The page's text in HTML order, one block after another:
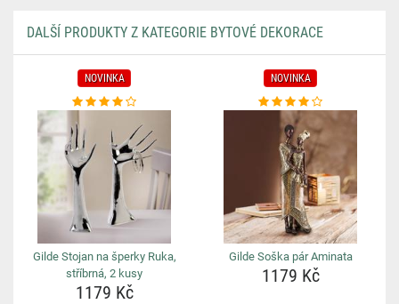
DALŠÍ PRODUKTY Z KATEGORIE BYTOVÉ DEKORACE
NOVINKA
Gilde Stojan na šperky Ruka,
stříbrná, 2 kusy
1179 Kč
NOVINKA
Gilde Soška pár Aminata
1179 Kč